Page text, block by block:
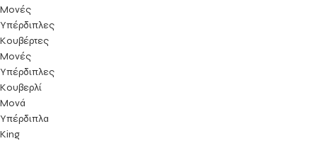
Μονές
Υπέρδιπλες
Κουβέρτες
Μονές
Υπέρδιπλες
Κουβερλί
Μονά
Υπέρδιπλα
King